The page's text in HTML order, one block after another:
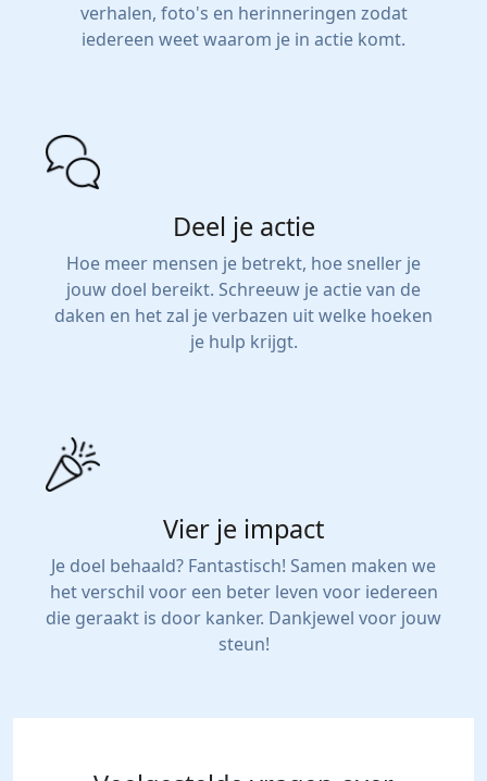
verhalen, foto's en herinneringen zodat
iedereen weet waarom je in actie komt.
Deel je actie
Hoe meer mensen je betrekt, hoe sneller je
jouw doel bereikt. Schreeuw je actie van de
daken en het zal je verbazen uit welke hoeken
je hulp krijgt.
Vier je impact
Je doel behaald? Fantastisch! Samen maken we
het verschil voor een beter leven voor iedereen
die geraakt is door kanker. Dankjewel voor jouw
steun!